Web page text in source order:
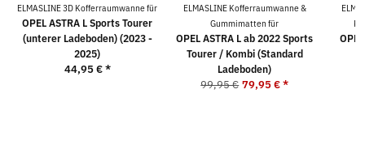
ELMASLINE 3D Kofferraumwanne für
OPEL ASTRA L Sports Tourer
(unterer Ladeboden) (2023 -
2025)
44,95 €*
ELMASLINE Kofferraumwanne &
Gummimatten für
OPEL ASTRA L ab 2022 Sports
Tourer / Kombi (Standard
Ladeboden)
99,95 € 79,95 €*